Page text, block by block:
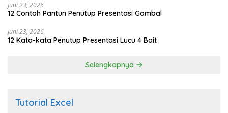
Juni 23, 2026
12 Contoh Pantun Penutup Presentasi Gombal
Juni 23, 2026
12 Kata-kata Penutup Presentasi Lucu 4 Bait
Selengkapnya
Tutorial Excel